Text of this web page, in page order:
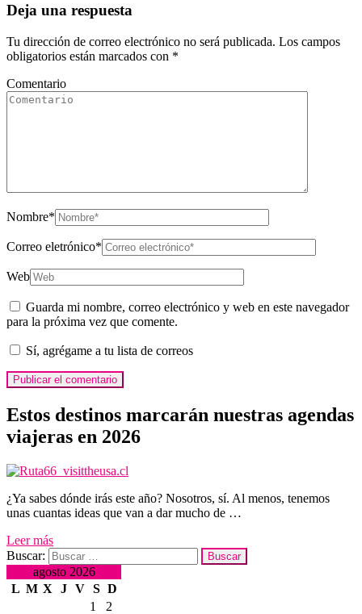
Deja una respuesta
Tu dirección de correo electrónico no será publicada. Los campos
obligatorios están marcados con *
Comentario
Nombre*
Correo eletrónico*
Web
Guarda mi nombre, correo electrónico y web en este navegador
para la próxima vez que comente.
Sí, agrégame a tu lista de correos
Estos destinos marcarán nuestras agendas
viajeras en 2026
¿Ya sabes dónde irás este año? Nosotros, sí. Al menos, tenemos
unas cuantas ideas que van a dar mucho de …
Leer más
Buscar:
agosto 2026
L M X J V S D
1
2